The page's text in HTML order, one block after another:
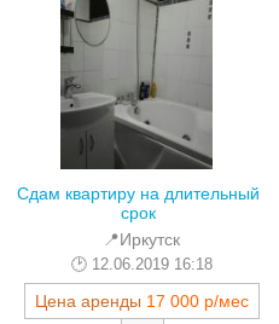
Сдам квартиру на длительный
срок
📍Иркутск
12.06.2019 16:18
Цена аренды 17 000 р/мес